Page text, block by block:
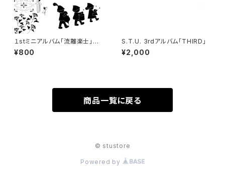
１stミニアルバム「流離楽士」ダ
ウンロード販売
¥800
S.T.U. 3rdアルバム「THIRD」
¥2,000
商品一覧に戻る
© stustore
Powered by